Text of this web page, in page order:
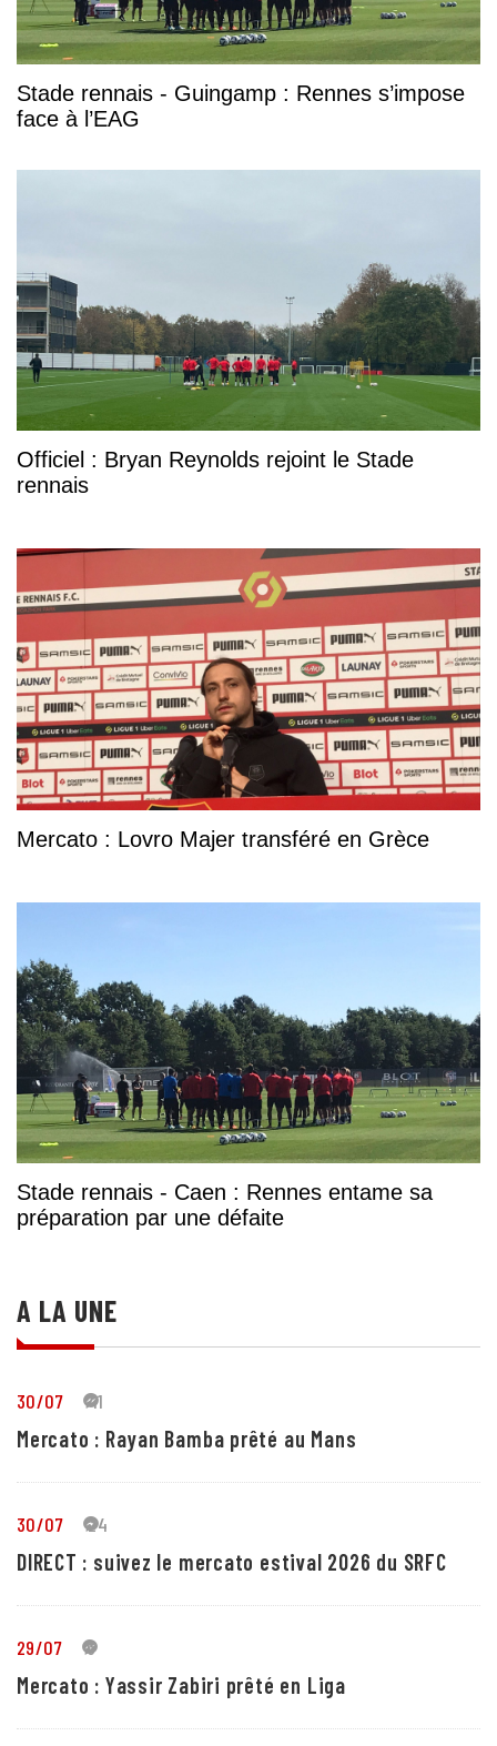
Stade rennais - Guingamp : Rennes s’impose
face à l’EAG
Officiel : Bryan Reynolds rejoint le Stade
rennais
Mercato : Lovro Majer transféré en Grèce
Stade rennais - Caen : Rennes entame sa
préparation par une défaite
A LA UNE
30/07 41
Mercato : Rayan Bamba prêté au Mans
30/07 24
DIRECT : suivez le mercato estival 2026 du SRFC
29/07 5
Mercato : Yassir Zabiri prêté en Liga